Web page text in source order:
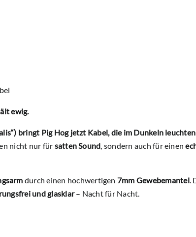
ewig.
bringt Pig Hog jetzt Kabel, die im Dunkeln leuchten
nicht nur für satten Sound, sondern auch für einen
durch einen hochwertigen 7mm Gewebemantel.
und glasklar– Nacht für Nacht.